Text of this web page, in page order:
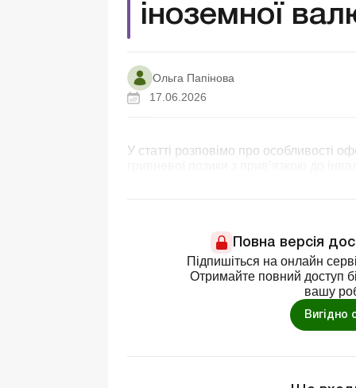
іноземної
Ольга Папінова
17.06.2026
У статті розповімо про особливості
Повна версія
Підпишіться на онлайн
Отримайте повний доступ
вашу
Вигідно